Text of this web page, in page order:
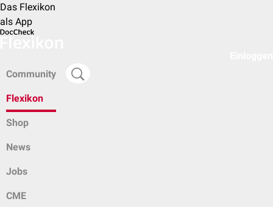
Das Flexikon
als App
Community
Flexikon
Shop
News
Jobs
CME